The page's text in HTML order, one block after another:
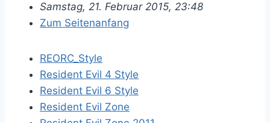
Samstag, 21. Februar 2015, 23:48
Zum Seitenanfang
REORC_Style
Resident Evil 4 Style
Resident Evil 6 Style
Resident Evil Zone